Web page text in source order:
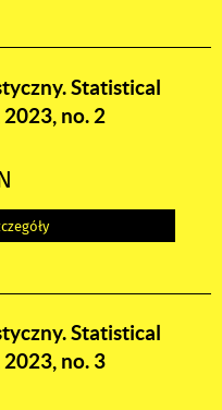
Statistical
2023, no. 2
Statistical
2023, no. 3